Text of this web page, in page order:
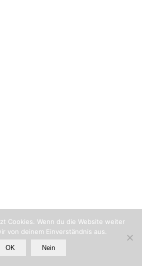
Cookies. Wenn du die Website weiter
von deinem Einverständnis aus.
OK Nein